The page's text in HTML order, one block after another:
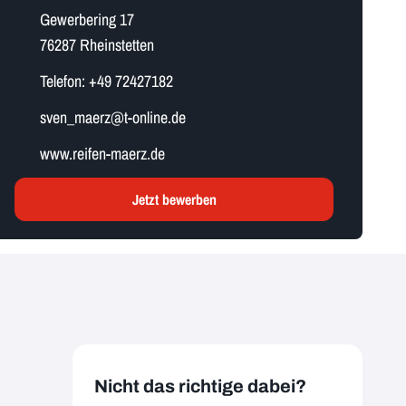
Gewerbering 17
76287 Rheinstetten
Telefon: +49 72427182
s​v​e​n​_​m​a​e​r​z​@t-online.de
www.reifen-maerz.de
Jetzt bewerben
Nicht das richtige dabei?